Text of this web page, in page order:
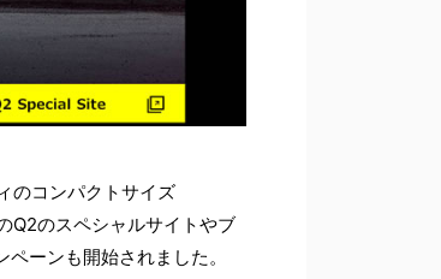
のコンパクトサイズ
Q2のスペシャルサイトやブ
ーンも開始されました。